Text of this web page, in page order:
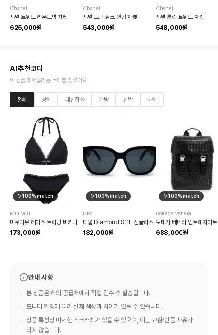
Chanel
샤넬 트위드 라운드넥 자켓
625,000원
Chanel
샤넬 고급 실크 안감 자켓
543,000원
Chanel
샤넬 롤링 트위드 재킷
548,000원
AI 추천코디
이 상품과 어울리는 코디를 찾았어요
전체 상의 패션잡화 가방 신발 하의
✨100% match
Miu Miu
미우미우 레이스 트리밍 비키니
173,000원
✨100% match
Dior
디올 Diamond S11F 선글라스
182,000원
✨100% match
Bottega Veneta
688,000원
안내 사항
본 상품은 해외 공급처에서 직접 검수 후 발송됩니다.
모니터 환경에 따라 실제 색상과 차이가 있을 수 있습니다.
상품 특성상 미세한 스크래치가 있을 수 있으며, 이는 교환/반품 사유가
되지 않습니다.